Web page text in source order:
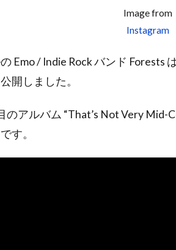
Image from
Instagram
Emo / Indie Rock バンド Forests
開しました。
のアルバム “That’s Not Very Mid-
す。